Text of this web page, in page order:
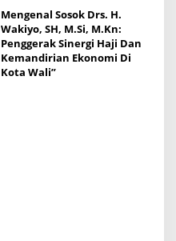
Mengenal Sosok Drs. H.
Wakiyo, SH, M.Si, M.Kn:
Penggerak Sinergi Haji Dan
Kemandirian Ekonomi Di
Kota Wali”